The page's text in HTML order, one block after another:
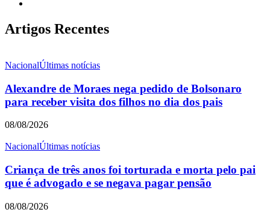
Artigos Recentes
NacionalÚltimas notícias
Alexandre de Moraes nega pedido de Bolsonaro
para receber visita dos filhos no dia dos pais
08/08/2026
NacionalÚltimas notícias
Criança de três anos foi torturada e morta pelo pai
que é advogado e se negava pagar pensão
08/08/2026